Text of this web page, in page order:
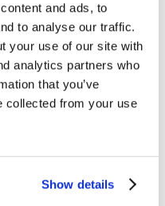
and ads, to
to analyse our traffic.
your use of our site with
analytics partners who
that you’ve
collected from your use
Show details